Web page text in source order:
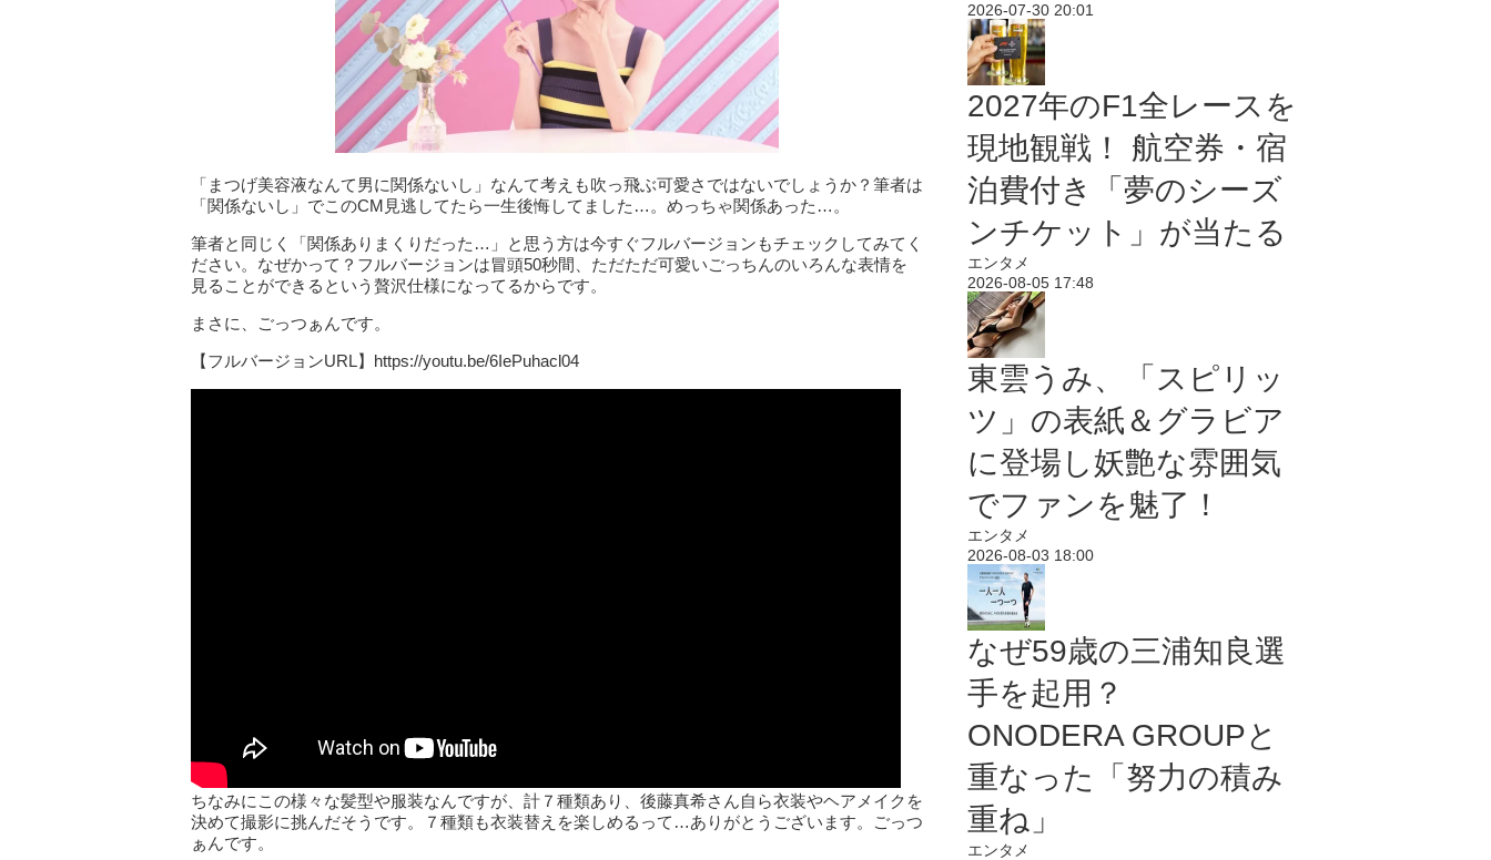
「まつげ美容液なんて男に関係ないし」なんて考えも吹っ飛ぶ可愛さではないでしょうか？筆者は
「関係ないし」でこのCM見逃してたら一生後悔してました…。めっちゃ関係あった…。
筆者と同じく「関係ありまくりだった…」と思う方は今すぐフルバージョンもチェックしてみてく
ださい。なぜかって？フルバージョンは冒頭50秒間、ただただ可愛いごっちんのいろんな表情を
見ることができるという贅沢仕様になってるからです。
まさに、ごっつぁんです。
【フルバージョンURL】https://youtu.be/6IePuhacl04
ちなみにこの様々な髪型や服装なんですが、計７種類あり、後藤真希さん自ら衣装やヘアメイクを
決めて撮影に挑んだそうです。７種類も衣装替えを楽しめるって…ありがとうございます。ごっつ
ぁんです。
2026-07-30 20:01
2027年のF1全レースを
現地観戦！ 航空券・宿
泊費付き「夢のシーズ
ンチケット」が当たる
エンタメ
2026-08-05 17:48
東雲うみ、「スピリッ
ツ」の表紙＆グラビア
に登場し妖艶な雰囲気
でファンを魅了！
エンタメ
2026-08-03 18:00
なぜ59歳の三浦知良選
手を起用？
ONODERA GROUPと
重なった「努力の積み
重ね」
エンタメ